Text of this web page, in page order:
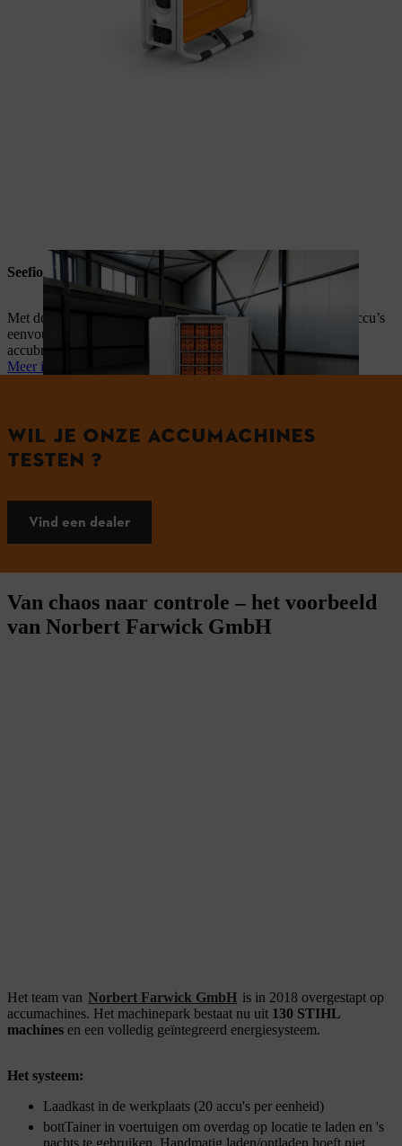
Seefion kluis
Met de Seefion kluizen voor lithium-ion-accu‘s laad je jouw accu’s
eenvoudig achter slot en grendel op. Ook worden potentiële
accubranden en explosies veilig ingesloten.
Meer informatie over de Seefion kluis
WIL JE ONZE ACCUMACHINES
TESTEN ?
Vind een dealer
Van chaos naar controle – het voorbeeld
van Norbert Farwick GmbH
Het team van Norbert Farwick GmbH is in 2018 overgestapt op
accumachines. Het machinepark bestaat nu uit 130 STIHL
machines en een volledig geïntegreerd energiesysteem.
Het systeem:
Laadkast in de werkplaats (20 accu's per eenheid)
bottTainer in voertuigen om overdag op locatie te laden en 's
nachts te gebruiken. Handmatig laden/ontladen hoeft niet